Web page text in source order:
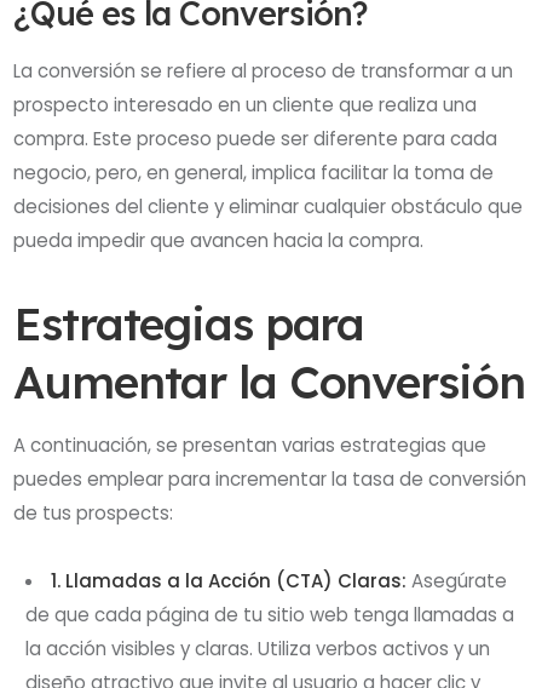
¿Qué es la Conversión?
La conversión se refiere al proceso de transformar a un
prospecto interesado en un cliente que realiza una
compra. Este proceso puede ser diferente para cada
negocio, pero, en general, implica facilitar la toma de
decisiones del cliente y eliminar cualquier obstáculo que
pueda impedir que avancen hacia la compra.
Estrategias para
Aumentar la Conversión
A continuación, se presentan varias estrategias que
puedes emplear para incrementar la tasa de conversión
de tus prospects:
1. Llamadas a la Acción (CTA) Claras: Asegúrate
de que cada página de tu sitio web tenga llamadas a
la acción visibles y claras. Utiliza verbos activos y un
diseño atractivo que invite al usuario a hacer clic y